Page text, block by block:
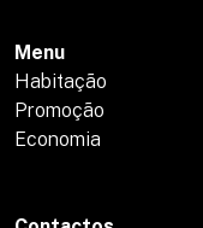
Menu
Habitação
Promoção
Economia